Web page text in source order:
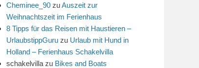
Cheminee_90 zuAuszeit zur
Weihnachtszeit im Ferienhaus
8 Tipps für das Reisen mit Haustieren –
UrlaubstippGuru zu Urlaub mit Hund in
Holland – Ferienhaus Schakelvilla
schakelvilla zu Bikes and Boats